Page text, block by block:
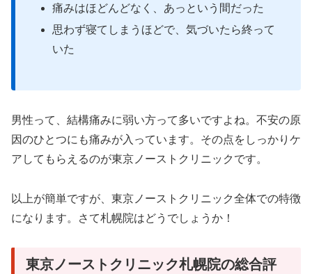
痛みはほどんどなく、あっという間だった
思わず寝てしまうほどで、気づいたら終って
いた
男性って、結構痛みに弱い方って多いですよね。不安の原
因のひとつにも痛みが入っています。その点をしっかりケ
アしてもらえるのが東京ノーストクリニックです。
以上が簡単ですが、東京ノーストクリニック全体での特徴
になります。さて札幌院はどうでしょうか！
東京ノーストクリニック札幌院の総合評